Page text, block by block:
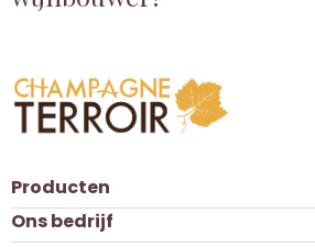
Producten
Ons bedrijf